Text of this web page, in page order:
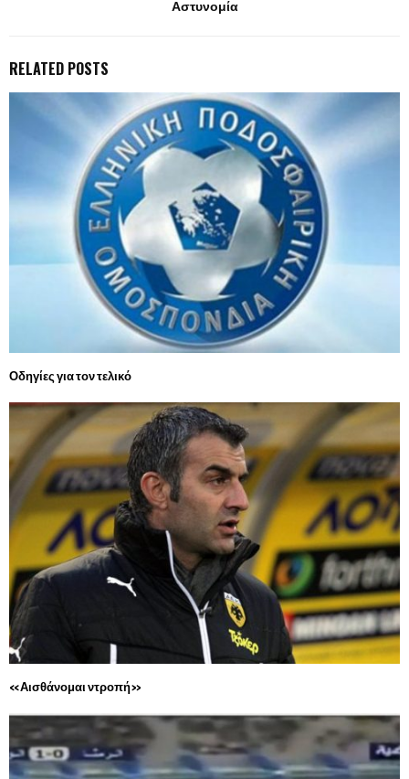
Αστυνομία
RELATED POSTS
Οδηγίες για τον τελικό
«Αισθάνομαι ντροπή»